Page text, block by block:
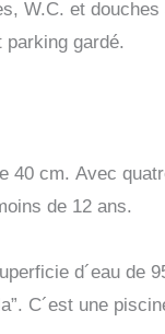
W.C. et
gardé.
40 cm. Avec
de 12 ans.
d´eau de
C´est une